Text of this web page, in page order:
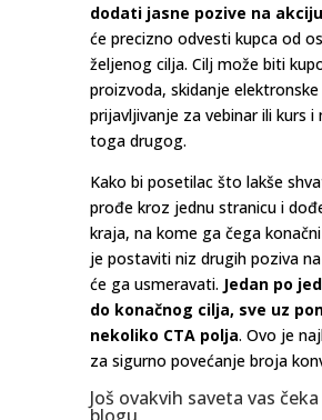
dodati jasne pozive na akciju
će precizno odvesti kupca od
željenog cilja. Cilj može biti
proizvoda, skidanje
prijavljivanje za vebinar ili kurs i
toga drugog.
Kako bi posetilac što lakše
prođe kroz jednu stranicu i
kraja, na kome ga čega
je postaviti niz drugih poziva
će ga usmeravati. Jedan po
do konačnog cilja, sve uz
nekoliko CTA polja. Ovo je
za sigurno povećanje broja
Još ovakvih saveta vas